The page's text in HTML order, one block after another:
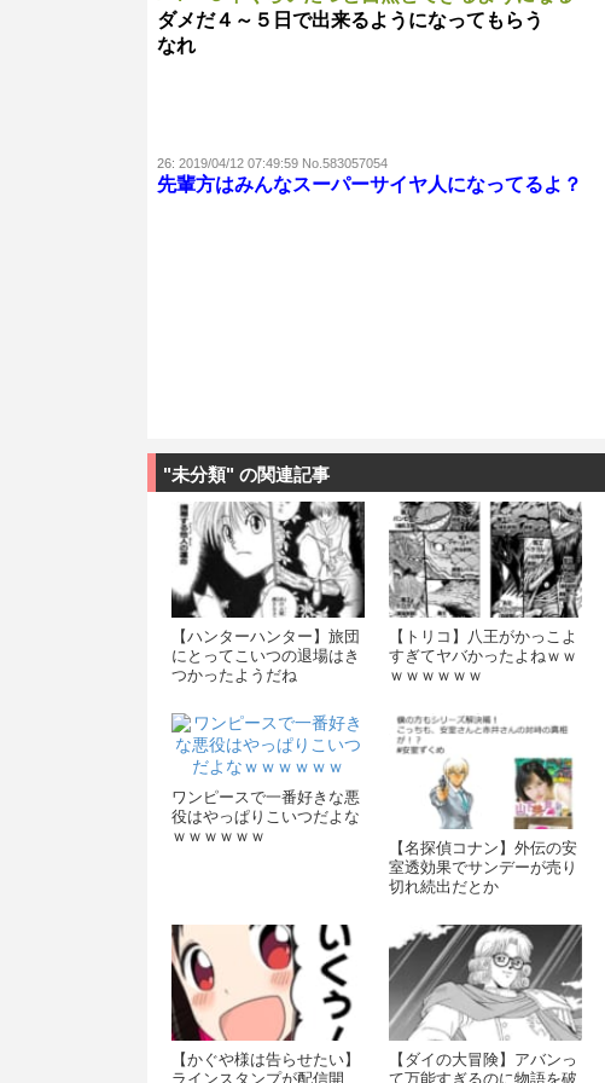
ダメだ４～５日で出来るようになってもらう
なれ
26: 2019/04/12 07:49:59 No.583057054
先輩方はみんなスーパーサイヤ人になってるよ？
"未分類" の関連記事
【ハンターハンター】旅団
にとってこいつの退場はき
つかったようだね
【トリコ】八王がかっこよ
すぎてヤバかったよねｗｗ
ｗｗｗｗｗｗ
ワンピースで一番好きな悪
役はやっぱりこいつだよな
ｗｗｗｗｗｗ
【名探偵コナン】外伝の安
室透効果でサンデーが売り
切れ続出だとか
【かぐや様は告らせたい】
ラインスタンプが配信開
【ダイの大冒険】アバンっ
て万能すぎるのに物語を破